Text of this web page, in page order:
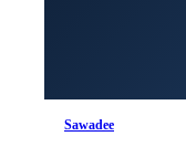
Sawadee